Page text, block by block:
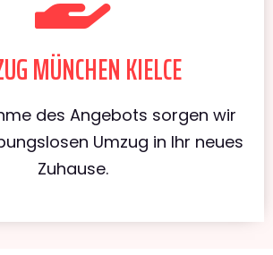
MÜNCHEN KIELCE
des Angebots sorgen wir
Umzug in Ihr neues
Zuhause.